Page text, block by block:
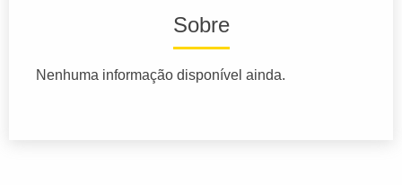
Sobre
Nenhuma informação disponível ainda.